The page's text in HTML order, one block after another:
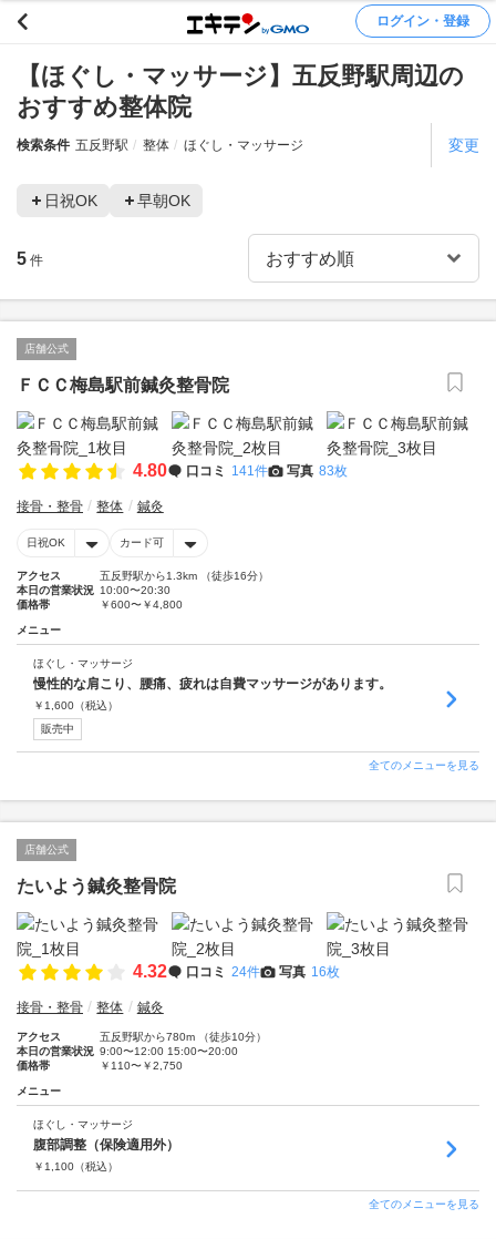
ログイン・登録
【ほぐし・マッサージ】五反野駅周辺の
おすすめ整体院
検索条件 五反野駅 整体 ほぐし・マッサージ 変更
日祝OK 早朝OK
5 件
店舗公式
ＦＣＣ梅島駅前鍼灸整骨院
4.80 口コミ 141件 写真 83枚
接骨・整骨 整体 鍼灸
日祝OK カード可
アクセス
五反野駅から1.3km （徒歩16分）
本日の営業状況 10:00〜20:30
価格帯
￥600〜￥4,800
メニュー
ほぐし・マッサージ
慢性的な肩こり、腰痛、疲れは自費マッサージがあります。
￥ 1,600 （税込）
販売中
全てのメニューを見る
店舗公式
たいよう鍼灸整骨院
4.32 口コミ 24件 写真 16枚
接骨・整骨 整体 鍼灸
アクセス
五反野駅から780m （徒歩10分）
本日の営業状況 9:00〜12:00 15:00〜20:00
価格帯
￥110〜￥2,750
メニュー
ほぐし・マッサージ
腹部調整（保険適用外）
￥ 1,100 （税込）
全てのメニューを見る